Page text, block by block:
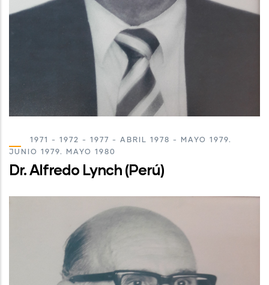
1971 - 1972 - 1977 - ABRIL 1978 - MAYO 1979.
JUNIO 1979. MAYO 1980
Dr. Alfredo Lynch (Perú)